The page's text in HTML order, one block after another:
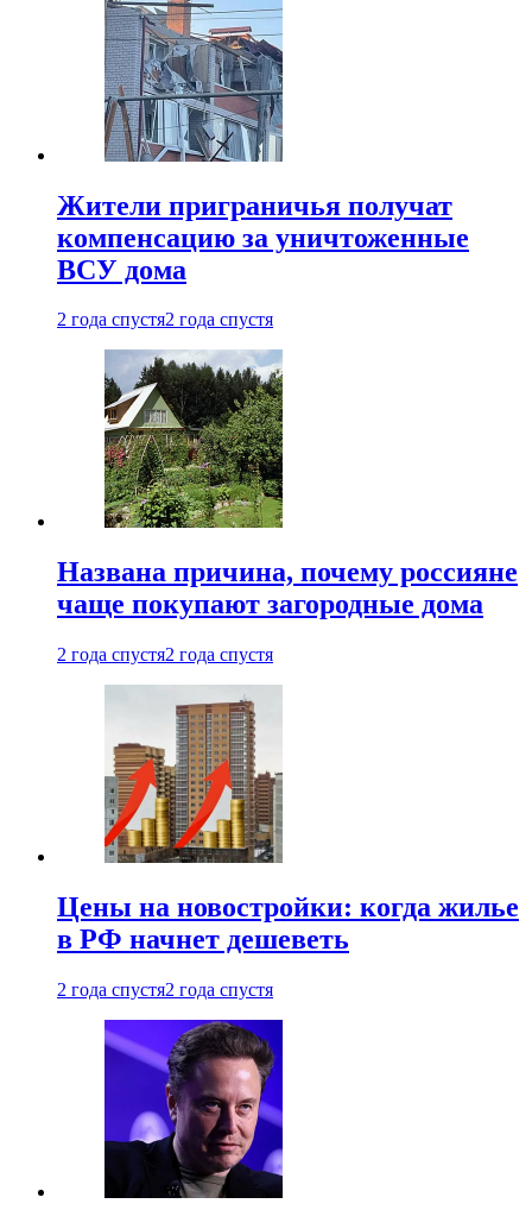
Жители приграничья получат
компенсацию за уничтоженные
ВСУ дома
2 года спустя2 года спустя
Названа причина, почему россияне
чаще покупают загородные дома
2 года спустя2 года спустя
Цены на новостройки: когда жилье
в РФ начнет дешеветь
2 года спустя2 года спустя